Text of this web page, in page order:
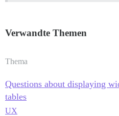
Verwandte Themen
Thema
Questions about displaying
tables
UX